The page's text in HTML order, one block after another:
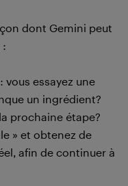
dont Gemini peut
:
: vous essayez une
un ingrédient?
prochaine étape?
» et obtenez de
afin de continuer à